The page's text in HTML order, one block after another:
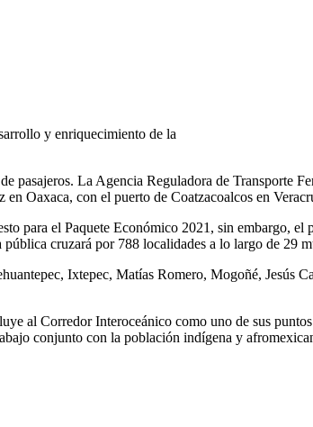
y enriquecimiento de la
pasajeros. La Agencia Reguladora de Transporte
Oaxaca, con el puerto de Coatzacoalcos en
para el Paquete Económico 2021, sin embargo,
cruzará por 788 localidades a lo largo de 29
Ixtepec, Matías Romero, Mogoñé, Jesús
al Corredor Interoceánico como uno de sus
conjunto con la población indígena y